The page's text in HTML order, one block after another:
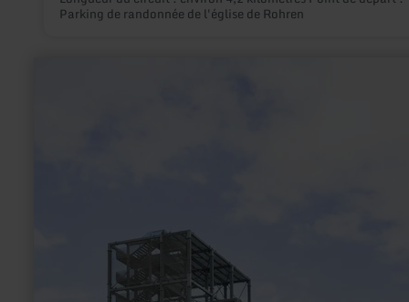
Parking de randonnée de l'église de Rohren